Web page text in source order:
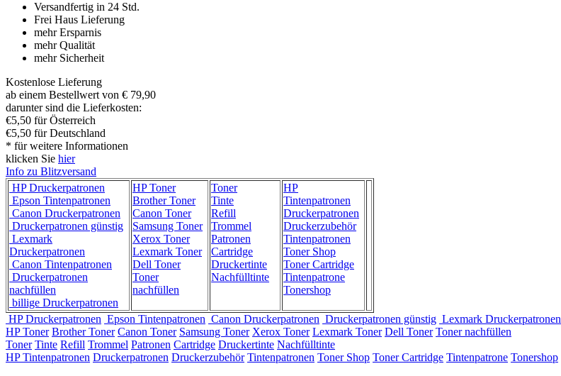
Versandfertig in 24 Std.
Frei Haus Lieferung
mehr Ersparnis
mehr Qualität
mehr Sicherheit
Kostenlose Lieferung
ab einem Bestellwert von € 79,90
darunter sind die Lieferkosten:
€5,50 für Österreich
€5,50 für Deutschland
* für weitere Informationen
klicken Sie hier
Info zu Blitzversand
HP Druckerpatronen
Epson Tintenpatronen
Canon Druckerpatronen
Druckerpatronen günstig
Lexmark
Druckerpatronen
Canon Tintenpatronen
Druckerpatronen
nachfüllen
billige Druckerpatronen
HP Toner
Brother Toner
Canon Toner
Samsung Toner
Xerox Toner
Lexmark Toner
Dell Toner
Toner
nachfüllen
Toner
Tinte
Refill
Trommel
Patronen
Cartridge
Druckertinte
Nachfülltinte
HP
Tintenpatronen
Druckerpatronen
Druckerzubehör
Tintenpatronen
Toner Shop
Toner Cartridge
Tintenpatrone
Tonershop
HP Druckerpatronen Epson Tintenpatronen Canon Druckerpatronen Druckerpatronen günstig Lexmark Druckerpatronen
HP Toner Brother Toner Canon Toner Samsung Toner Xerox Toner Lexmark Toner Dell Toner Toner nachfüllen
Toner Tinte Refill Trommel Patronen Cartridge Druckertinte Nachfülltinte
HP Tintenpatronen Druckerpatronen Druckerzubehör Tintenpatronen Toner Shop Toner Cartridge Tintenpatrone Tonershop